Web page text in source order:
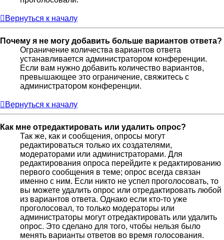
Вернуться к началу
Почему я не могу добавить больше вариантов ответа?
Ограничение количества вариантов ответа
устанавливается администратором конференции.
Если вам нужно добавить количество вариантов,
превышающее это ограничение, свяжитесь с
администратором конференции.
Вернуться к началу
Как мне отредактировать или удалить опрос?
Так же, как и сообщения, опросы могут
редактироваться только их создателями,
модераторами или администраторами. Для
редактирования опроса перейдите к редактированию
первого сообщения в теме; опрос всегда связан
именно с ним. Если никто не успел проголосовать, то
вы можете удалить опрос или отредактировать любой
из вариантов ответа. Однако если кто-то уже
проголосовал, то только модераторы или
администраторы могут отредактировать или удалить
опрос. Это сделано для того, чтобы нельзя было
менять варианты ответов во время голосования.